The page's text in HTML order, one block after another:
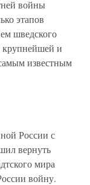
войны
этапов
шведского
крупнейшей и
известным
России с
вернуть
мира
войну.